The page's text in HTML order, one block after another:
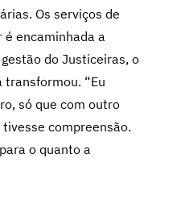
Os serviços de
encaminhada a
do Justiceiras, o
“Eu
só que com outro
compreensão.
o quanto a